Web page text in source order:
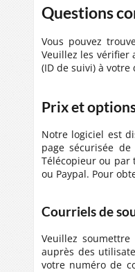
Questions
Vous pouvez
Veuillez les vérifier
(ID de suivi) à votre
Prix et
Notre logiciel est
page sécurisée
Télécopieur ou par
ou Paypal. Pour
Courriels de
Veuillez
auprès des
votre numéro de